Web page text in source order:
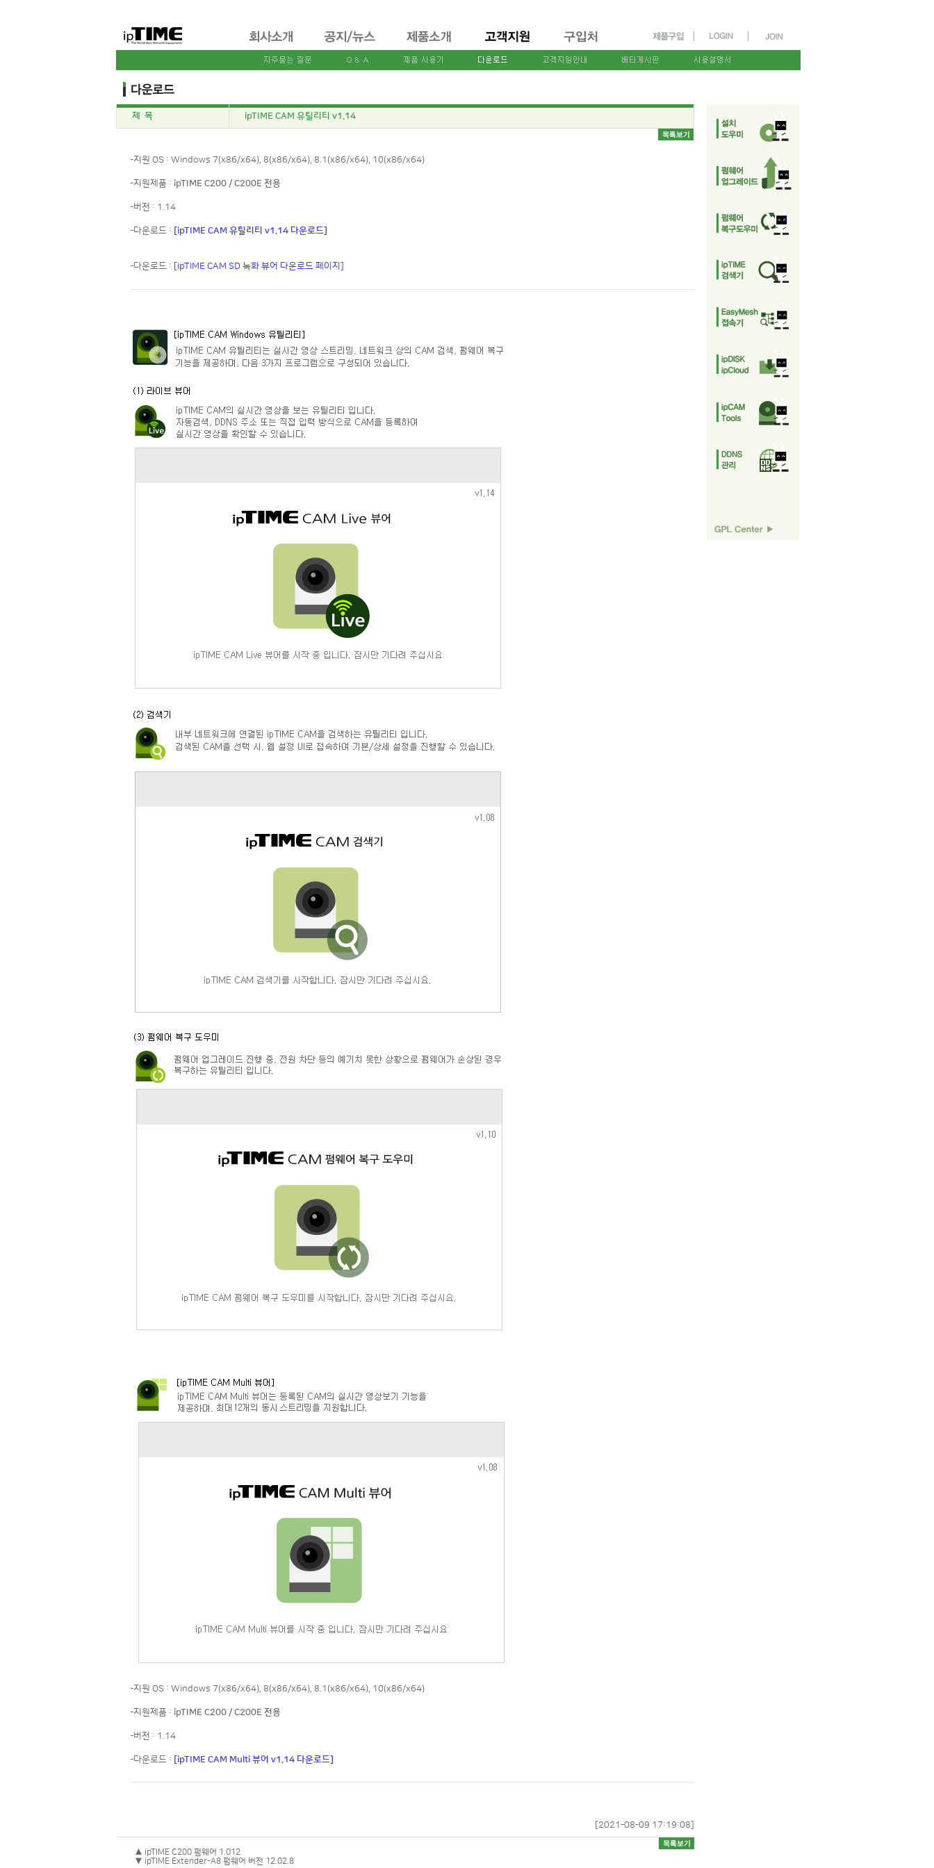
제 목 ipTIME CAM 유틸리티 v1.14
-지원 OS : Windows 7(x86/x64), 8(x86/x64), 8.1(x86/x64), 10(x86/x64)
-지원제품 : ipTIME C200 / C200E 전용
-버전 : 1.14
-다운로드 : [ipTIME CAM 유틸리티 v1.14 다운로드]
-다운로드 : [ipTIME CAM SD 녹화 뷰어 다운로드 페이지]
-지원 OS : Windows 7(x86/x64), 8(x86/x64), 8.1(x86/x64), 10(x86/x64)
-지원제품 : ipTIME C200 / C200E 전용
-버전 : 1.14
-다운로드 : [ipTIME CAM Multi 뷰어 v1.14 다운로드]
[2021-08-09 17:19:08]
▲ ipTIME C200 펌웨어 1.012
▼ ipTIME Extender-A8 펌웨어 버전 12.02.8